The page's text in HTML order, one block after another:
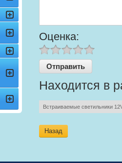
Оценка:
Находится в
Встраиваемые светильники
Назад